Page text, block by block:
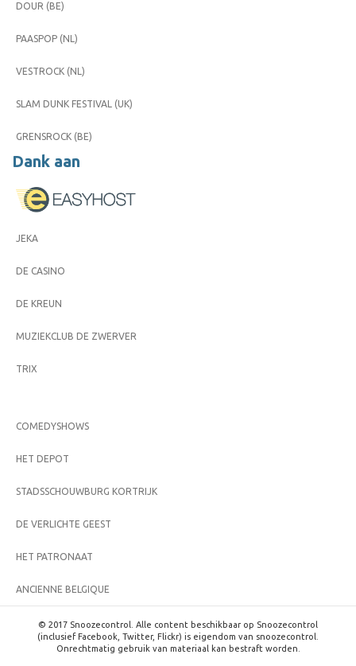
DOUR (BE)
PAASPOP (NL)
VESTROCK (NL)
SLAM DUNK FESTIVAL (UK)
GRENSROCK (BE)
Dank aan
JEKA
DE CASINO
DE KREUN
MUZIEKCLUB DE ZWERVER
TRIX
COMEDYSHOWS
HET DEPOT
STADSSCHOUWBURG KORTRIJK
DE VERLICHTE GEEST
HET PATRONAAT
ANCIENNE BELGIQUE
© 2017 Snoozecontrol. Alle content beschikbaar op Snoozecontrol
(inclusief Facebook, Twitter, Flickr) is eigendom van snoozecontrol.
Onrechtmatig gebruik van materiaal kan bestraft worden.